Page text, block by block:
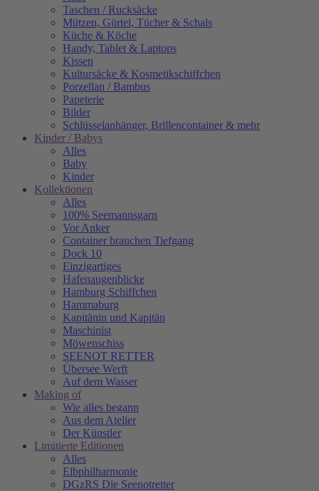
Taschen / Rucksäcke
Mützen, Gürtel, Tücher & Schals
Küche & Köche
Handy, Tablet & Laptops
Kissen
Kultursäcke & Kosmetikschiffchen
Porzellan / Bambus
Papeterie
Bilder
Schlüsselanhänger, Brillencontainer & mehr
Kinder / Babys
Alles
Baby
Kinder
Kollektionen
Alles
100% Seemannsgarn
Vor Anker
Container brauchen Tiefgang
Dock 10
Einzigartiges
Hafenaugen­blicke
Hamburg Schiffchen
Hammaburg
Kapitänin und Kapitän
Maschinist
Möwenschiss
SEENOT RETTER
Übersee Werft
Auf dem Wasser
Making of
Wie alles begann
Aus dem Atelier
Der Künstler
Limitierte Editionen
Alles
Elbphilharmonie
DGzRS Die Seenotretter